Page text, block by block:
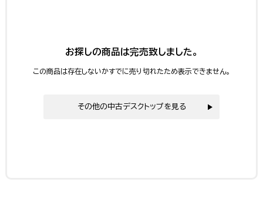
お探しの商品は完売致しました。
この商品は存在しないかすでに売り切れたため表示できません。
その他の中古デスクトップを見る